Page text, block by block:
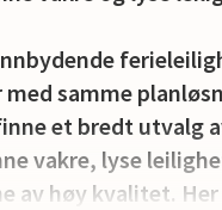
samme
et bredt utvalg
vakre, lyse
av høy kvalitet.